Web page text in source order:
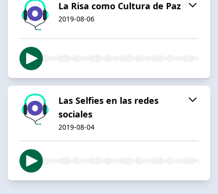
La Risa como Cultura de Paz
2019-08-06
Las Selfies en las redes
sociales
2019-08-04